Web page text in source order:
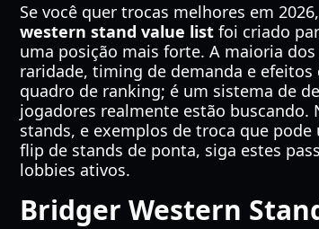
Se você quer trocas melhores em
western stand value list foi criado
uma posição mais forte. A maioria
raridade, timing de demanda e
quadro de ranking; é um sistema de
jogadores realmente estão
stands, e exemplos de troca que
flip de stands de ponta, siga estes
lobbies ativos.
Bridger Western